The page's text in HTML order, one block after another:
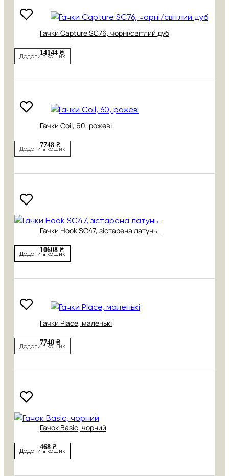
Гачки Capture SC76, чорні/світлий дуб
14144 ₴
Додати в кошик
Гачки Coil, 60, рожеві
7748 ₴
Додати в кошик
Гачки Hook SC47, зістарена латунь-
10608 ₴
Додати в кошик
Гачки Place, маленькі
7748 ₴
Додати в кошик
Гачок Basic, чорний
468 ₴
Додати в кошик